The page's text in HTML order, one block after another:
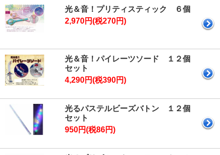
光＆音！プリティスティック ６個
2,970円(税270円)
光＆音！パイレーツソード １２個
セット
4,290円(税390円)
光るパステルビーズバトン １２個
セット
950円(税86円)